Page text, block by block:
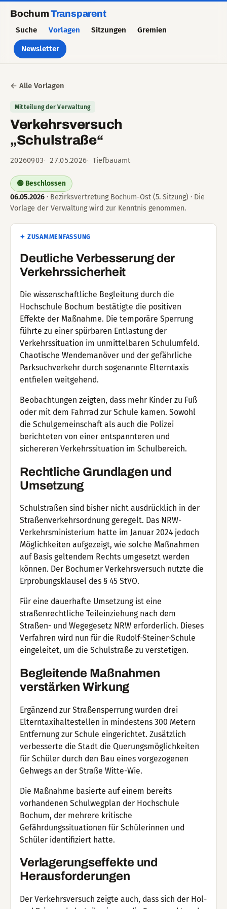
BochumTransparent
Suche Vorlagen Sitzungen Gremien
Newsletter
← Alle Vorlagen
Mitteilung der Verwaltung
Verkehrsversuch
„Schulstraße“
20260903 27.05.2026 Tiefbauamt
🟢 Beschlossen
06.05.2026 · Bezirksvertretung Bochum-Ost (5. Sitzung) · Die
Vorlage der Verwaltung wird zur Kenntnis genommen.
✦ ZUSAMMENFASSUNG
Deutliche Verbesserung der
Verkehrssicherheit
Die wissenschaftliche Begleitung durch die
Hochschule Bochum bestätigte die positiven
Effekte der Maßnahme. Die temporäre Sperrung
führte zu einer spürbaren Entlastung der
Verkehrssituation im unmittelbaren Schulumfeld.
Chaotische Wendemanöver und der gefährliche
Parksuchverkehr durch sogenannte Elterntaxis
entfielen weitgehend.
Beobachtungen zeigten, dass mehr Kinder zu Fuß
oder mit dem Fahrrad zur Schule kamen. Sowohl
die Schulgemeinschaft als auch die Polizei
berichteten von einer entspannteren und
sichereren Verkehrssituation im Schulbereich.
Rechtliche Grundlagen und
Umsetzung
Schulstraßen sind bisher nicht ausdrücklich in der
Straßenverkehrsordnung geregelt. Das NRW-
Verkehrsministerium hatte im Januar 2024 jedoch
Möglichkeiten aufgezeigt, wie solche Maßnahmen
auf Basis geltendem Rechts umgesetzt werden
können. Der Bochumer Verkehrsversuch nutzte die
Erprobungsklausel des § 45 StVO.
Für eine dauerhafte Umsetzung ist eine
straßenrechtliche Teileinziehung nach dem
Straßen- und Wegegesetz NRW erforderlich. Dieses
Verfahren wird nun für die Rudolf-Steiner-Schule
eingeleitet, um die Schulstraße zu verstetigen.
Begleitende Maßnahmen
verstärken Wirkung
Ergänzend zur Straßensperrung wurden drei
Elterntaxihaltestellen in mindestens 300 Metern
Entfernung zur Schule eingerichtet. Zusätzlich
verbesserte die Stadt die Querungsmöglichkeiten
für Schüler durch den Bau eines vorgezogenen
Gehwegs an der Straße Witte-Wie.
Die Maßnahme basierte auf einem bereits
vorhandenen Schulwegplan der Hochschule
Bochum, der mehrere kritische
Gefährdungssituationen für Schülerinnen und
Schüler identifiziert hatte.
Verlagerungseffekte und
Herausforderungen
Der Verkehrsversuch zeigte auch, dass sich der Hol-